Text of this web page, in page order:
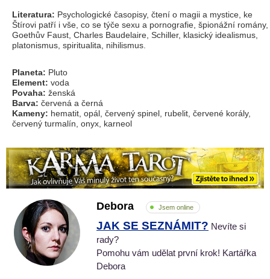
Literatura: Psychologické časopisy, čtení o magii a mystice, ke
Štírovi patří i vše, co se týče sexu a pornografie, špionážní romány,
Goethův Faust, Charles Baudelaire, Schiller, klasický idealismus,
platonismus, spiritualita, nihilismus.
Planeta: Pluto
Element: voda
Povaha: ženská
Barva: červená a černá
Kameny: hematit, opál, červený spinel, rubelit, červené korály,
červený turmalín, onyx, karneol
Debora Jsem online
JAK SE SEZNÁMIT? Nevíte si
rady?
Pomohu vám udělat první krok! Kartářka
Debora